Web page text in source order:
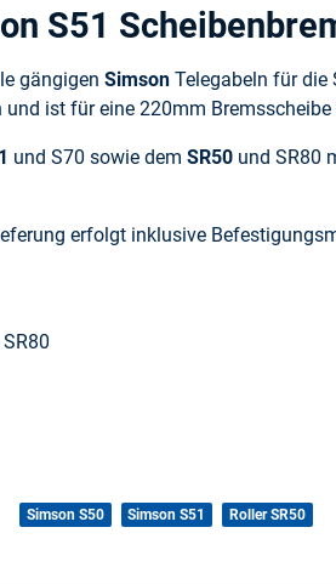
S51
gängigen Simson Telegabeln für die
ist für eine 220mm Bremsscheibe
und S70 sowie dem SR50 und SR80
erfolgt inklusive
Simson S50 Simson S51 Roller SR50